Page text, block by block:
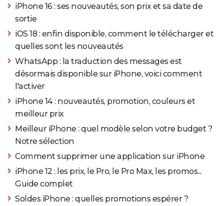
iPhone 16 : ses nouveautés, son prix et sa date de
sortie
iOS 18 : enfin disponible, comment le télécharger et
quelles sont les nouveautés
WhatsApp : la traduction des messages est
désormais disponible sur iPhone, voici comment
l'activer
iPhone 14 : nouveautés, promotion, couleurs et
meilleur prix
Meilleur iPhone : quel modèle selon votre budget ?
Notre sélection
Comment supprimer une application sur iPhone
iPhone 12 : les prix, le Pro, le Pro Max, les promos...
Guide complet
Soldes iPhone : quelles promotions espérer ?